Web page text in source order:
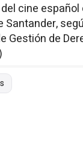
cine
Gestión de